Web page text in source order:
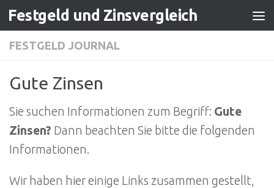
Zum Inhalt springen
Festgeld und Zinsvergleich
FESTGELD JOURNAL
Gute Zinsen
Sie suchen Informationen zum Begriff: Gute
Zinsen? Dann beachten Sie bitte die folgenden
Informationen.
Wir haben hier einige Links zusammen gestellt,